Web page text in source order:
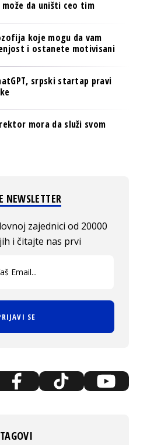
da uništi ceo tim
koje mogu da vam
i ostanete motivisani
srpski startap pravi
mora da služi svom
NEWSLETTER
zajednici od 20000
i čitajte nas prvi
SE
TAGOVI